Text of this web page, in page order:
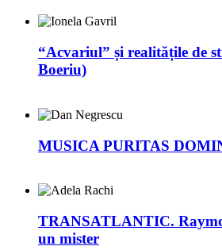
“Acvariul” și realitățile de
Boeriu)
MUSICA PURITAS
TRANSATLANTIC.
un mister